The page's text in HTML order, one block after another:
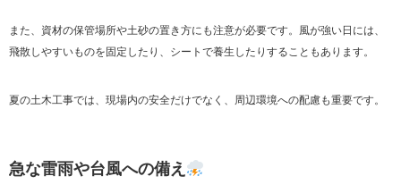
また、資材の保管場所や土砂の置き方にも注意が必要です。風が強い日には、
飛散しやすいものを固定したり、シートで養生したりすることもあります。
夏の土木工事では、現場内の安全だけでなく、周辺環境への配慮も重要です。
急な雷雨や台風への備え